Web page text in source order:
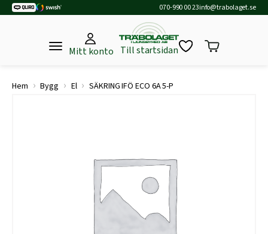
070-990 00 23info@trabolaget.se
Mitt konto Till startsidan
Hem › Bygg › El › SÄKRING IFÖ ECO 6A 5-P